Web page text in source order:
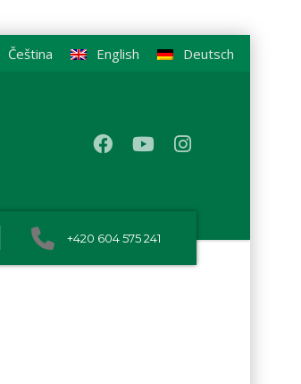
Deutsch
English
Čeština
+420 604 575 241